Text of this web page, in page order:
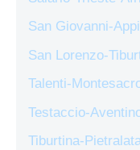
San Giovanni-
San Lorenzo-
Talenti-
Testaccio-
Tiburtina-